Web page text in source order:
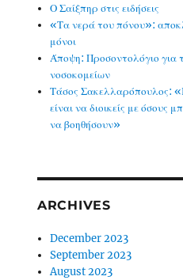
Ο Σαίξπηρ στις ειδήσεις
«Τα νερά του πόνου»:
μόνοι
Άποψη: Προσοντολόγιο για
νοσοκομείων
Τάσος Σακελλαρόπουλος:
είναι να διοικείς με όσους
να βοηθήσουν»
ARCHIVES
December 2023
September 2023
August 2023